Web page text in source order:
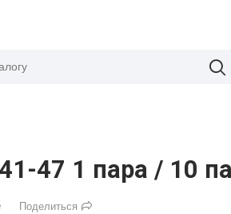
47 1 пара / 10
Поделиться